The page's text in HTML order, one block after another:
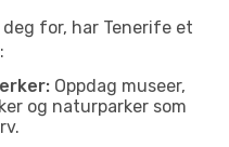
for, har Tenerife et
Oppdag museer,
og naturparker som